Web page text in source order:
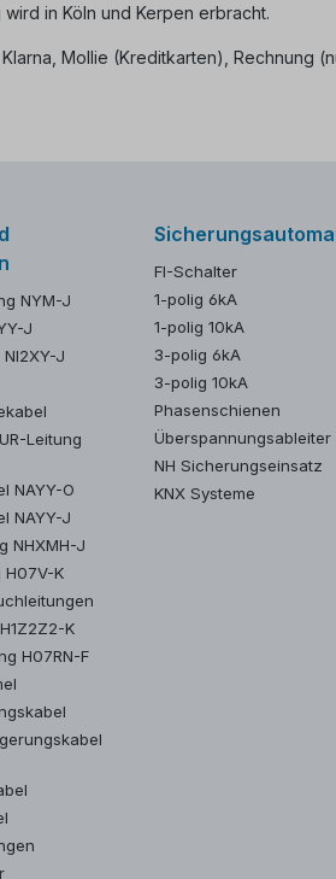
in Köln und Kerpen erbracht.
Mollie (Kreditkarten), Rechnung
NYM-J
J
J
Leitung
NAYY-O
NAYY-J
NHXMH-J
H07V-K
K
H07RN-F
FI-Schalter
1-polig 6kA
1-polig 10kA
3-polig 6kA
3-polig 10kA
Phasenschienen
Überspannungsableiter
NH Sicherungseinsatz
KNX Systeme